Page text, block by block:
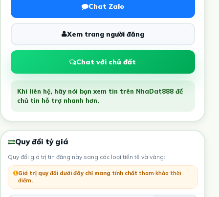
Chat Zalo
Xem trang người đăng
Chat với chủ đất
Khi liên hệ, hãy nói bạn xem tin trên NhaDat888 để
chủ tin hỗ trợ nhanh hơn.
Quy đổi tỷ giá
Quy đổi giá trị tin đăng này sang các loại tiền tệ và vàng:
Giá trị quy đổi dưới đây chỉ mang tính chất tham khảo thời
điểm.